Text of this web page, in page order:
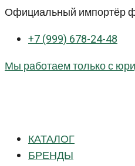
Перейти
контенту
Официальный импортёр
+7 (999) 678-24-48
Мы работаем только с
КАТАЛОГ
БРЕНДЫ